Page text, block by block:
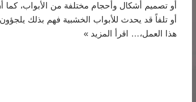
أو تصميم أشكال وأحجام مختلفة من الأبواب، كما
أو تلفاً قد يحدث للأبواب الخشبية فهم بذلك
هذا العمل،…
اقرأ المزيد »